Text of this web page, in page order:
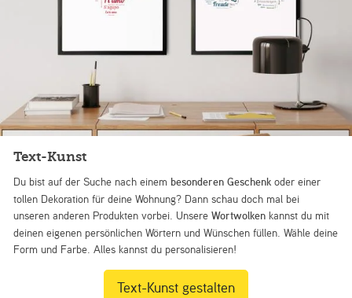
Text-Kunst
Du bist auf der Suche nach einem besonderen Geschenk oder einer
tollen Dekoration für deine Wohnung? Dann schau doch mal bei
unseren anderen Produkten vorbei. UnsereWortwolken kannst du mit
deinen eigenen persönlichen Wörtern und Wünschen füllen. Wähle deine
Form und Farbe. Alles kannst du personalisieren!
Text-Kunst gestalten